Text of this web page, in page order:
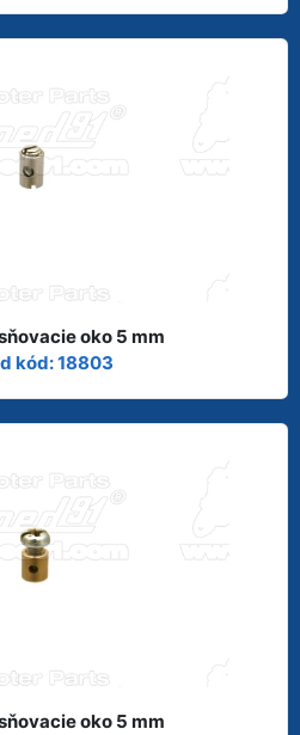
oko 5 mm
kód: 18803
oko 5 mm